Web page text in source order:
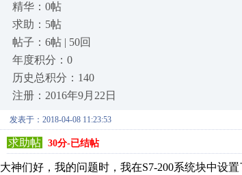
精华：0帖
求助：5帖
帖子：6帖 | 50回
年度积分：0
历史总积分：140
注册：2016年9月22日
发表于：2018-04-08 11:23:53
求助帖
30分-已结帖
大神们好，我的问题时，我在S7-200系统块中设